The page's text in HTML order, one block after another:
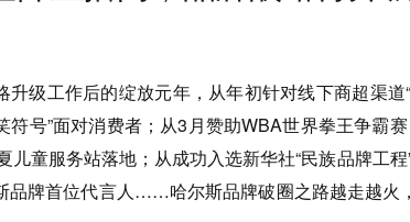
级工作后的绽放元年，从年初针对线下商超渠道
符号”面对消费者；从3月赞助WBA世界拳王争霸
儿童服务站落地；从成功入选新华社“民族品牌工程
品牌首位代言人……哈尔斯品牌破圈之路越走越火